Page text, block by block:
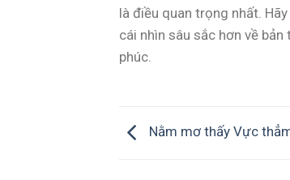
là điều quan trọng nhất.
cái nhìn sâu sắc hơn về
phúc.
Nằm mơ thấy Vực